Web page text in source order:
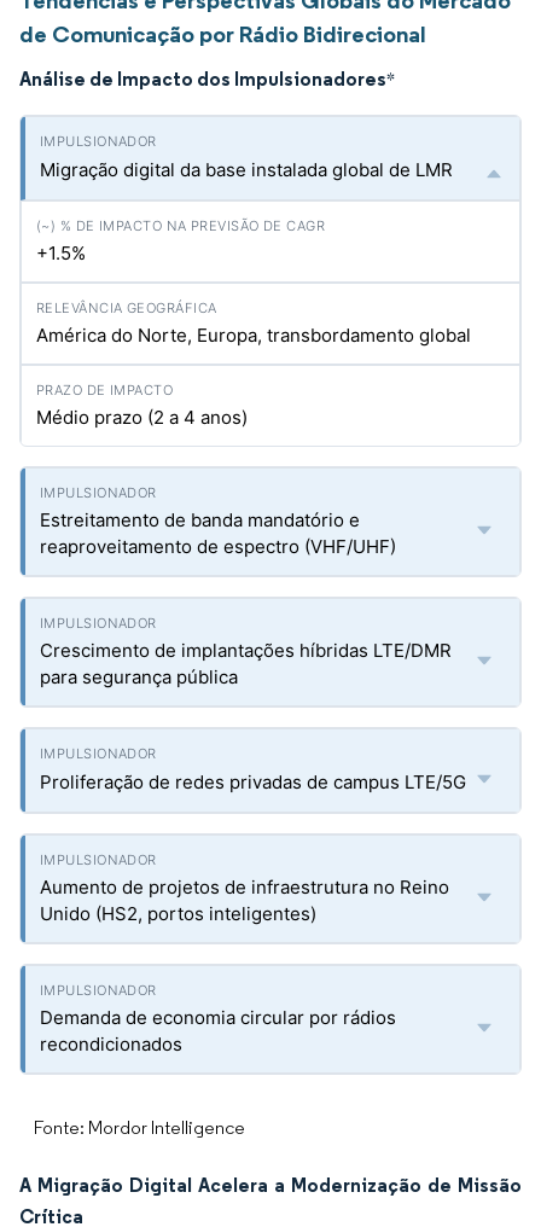
de Comunicação por Rádio Bidirecional
Análise de Impacto dos Impulsionadores*
Migração digital da base instalada global de LMR
+1.5%
América do Norte, Europa, transbordamento global
Médio prazo (2 a 4 anos)
Estreitamento de banda mandatório e
reaproveitamento de espectro (VHF/UHF)
Crescimento de implantações híbridas LTE/DMR
para segurança pública
Proliferação de redes privadas de campus LTE/5G
Aumento de projetos de infraestrutura no Reino
Unido (HS2, portos inteligentes)
Demanda de economia circular por rádios
recondicionados
Fonte: Mordor Intelligence
A Migração Digital Acelera a Modernização de Missão
Crítica